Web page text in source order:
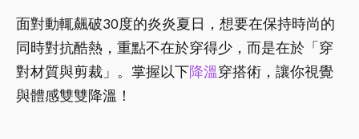
面對動輒飆破30度的炎炎夏日，想要在保持時尚的
同時對抗酷熱，重點不在於穿得少，而是在於「穿
對材質與剪裁」。掌握以下降溫穿搭術，讓你視覺
與體感雙雙降溫！